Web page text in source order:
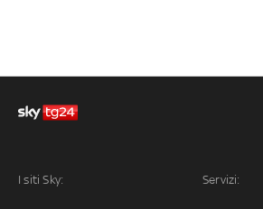
I siti Sky: Servizi: